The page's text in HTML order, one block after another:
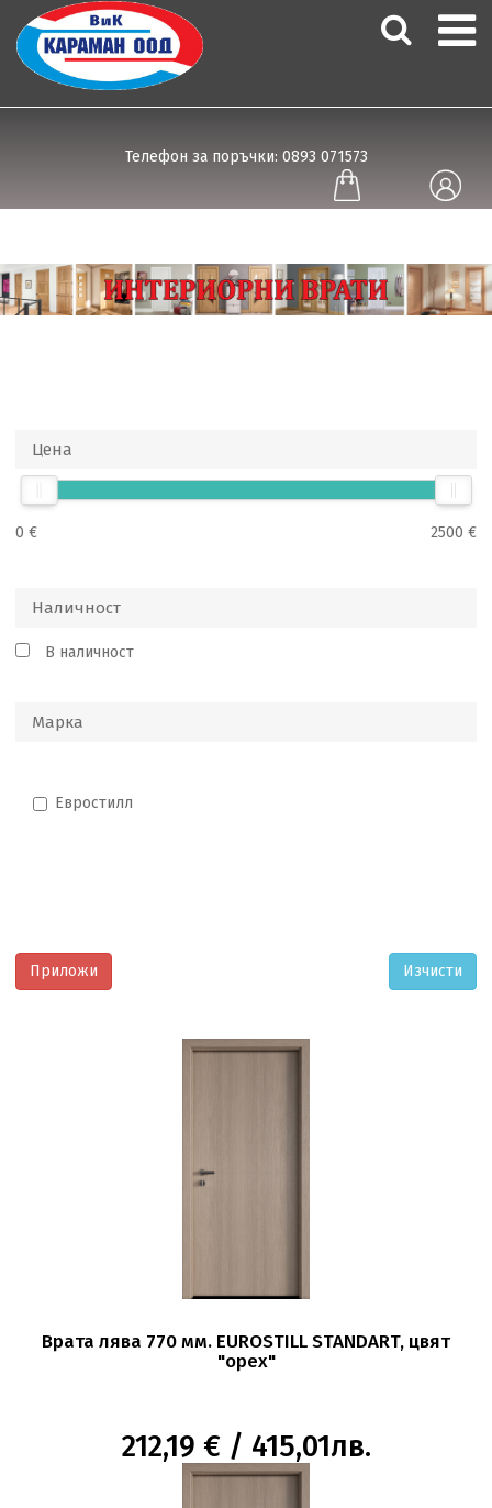
Телефон за поръчки: 0893 071573
Цена
0 € 2500 €
Наличност
В наличност
Марка
Евростилл
Врата лява 770 мм. EUROSTILL STANDART, цвят
"орех"
212,19 € / 415,01лв.